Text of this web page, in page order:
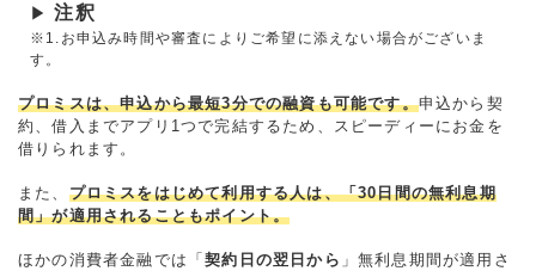
▶ 注釈
※1.お申込み時間や審査によりご希望に添えない場合がございま
す。
プロミスは、申込から最短3分での融資も可能です。申込から契
約、借入までアプリ1つで完結するため、スピーディーにお金を
借りられます。
また、 プロミスをはじめて利用する人は、「30日間の無利息期
間」が適用されることもポイント。
ほかの消費者金融では「契約日の翌日から 」無利息期間が適用さ